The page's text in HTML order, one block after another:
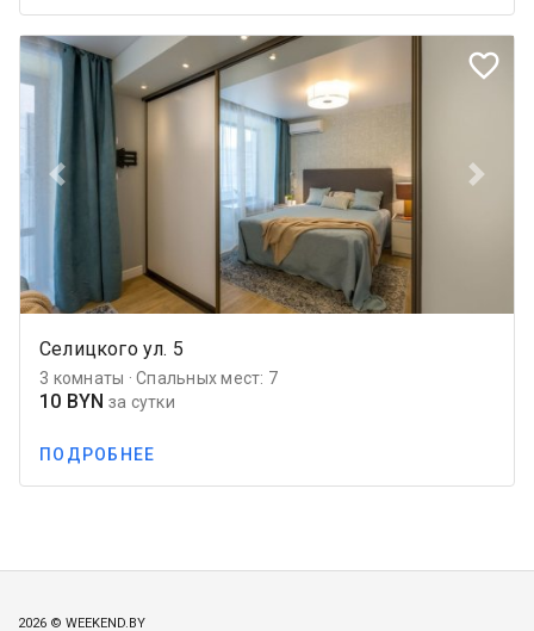
favorite_border
Previous Next
Селицкого ул. 5
3 комнаты · Спальных мест: 7
10 BYN за сутки
ПОДРОБНЕЕ
2026 © WEEKEND.BY